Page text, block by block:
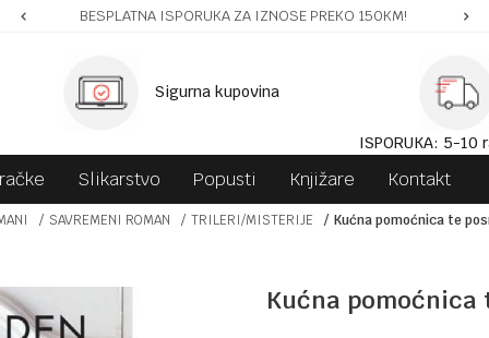
BESPLATNA ISPORUKA ZA IZNOSE PREKO 150KM!
Sigurna kupovina
ISPORUKA: 5-10
Slikarstvo Popusti Knjižare Kontakt
SAVREMENI ROMAN TRILERI/MISTERIJE Kućna pomoćnica te
Kućna pomoćnica